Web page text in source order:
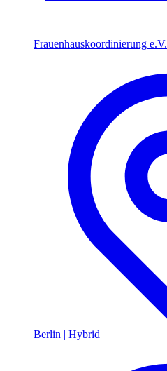
Frauenhauskoordinierung e.V.
Berlin | Hybrid